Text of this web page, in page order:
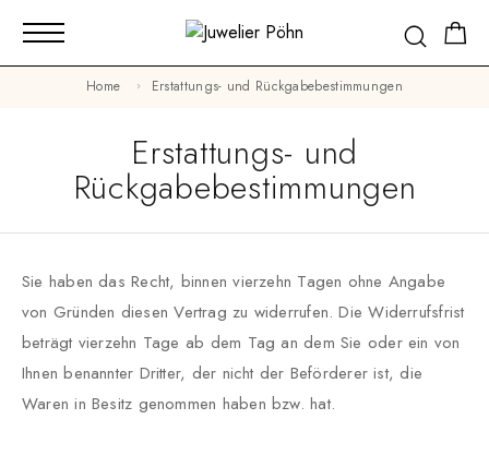
Home Erstattungs- und Rückgabebestimmungen
Erstattungs- und
Rückgabebestimmungen
Sie haben das Recht, binnen vierzehn Tagen ohne Angabe
von Gründen diesen Vertrag zu widerrufen. Die Widerrufsfrist
beträgt vierzehn Tage ab dem Tag an dem Sie oder ein von
Ihnen benannter Dritter, der nicht der Beförderer ist, die
Waren in Besitz genommen haben bzw. hat.